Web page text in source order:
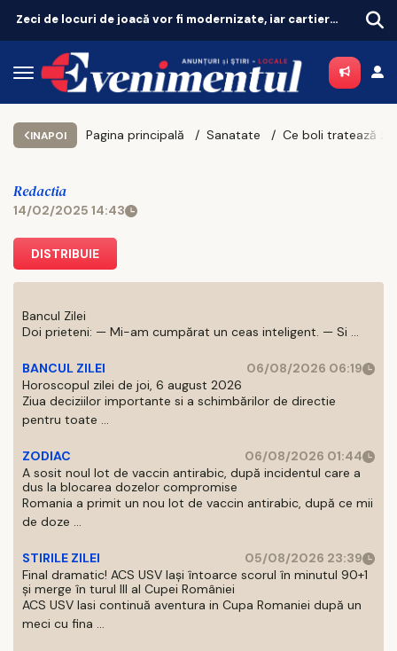
Zeci de locuri de joacă vor fi modernizate, iar cartierele vor avea zone de fitness Revoluție în tratarea menopauzei! Terapia hormonală revine, după 25 de ani de controverse
INAPOI Pagina principală Sanatate
Redactia
14/02/2025 14:43
DISTRIBUIE
Bancul Zilei
Doi prieteni: — Mi-am cumpărat un ceas inteligent. — Si ...
BANCUL ZILEI
06/08/2026 06:19
Horoscopul zilei de joi, 6 august 2026
Ziua deciziilor importante si a schimbărilor de directie
pentru toate ...
ZODIAC
06/08/2026 01:44
A sosit noul lot de vaccin antirabic, după incidentul care a
dus la blocarea dozelor compromise
Romania a primit un nou lot de vaccin antirabic, după ce mii
de doze ...
STIRILE ZILEI
05/08/2026 23:39
Final dramatic! ACS USV Iași întoarce scorul în minutul 90+1
și merge în turul III al Cupei României
ACS USV Iasi continuă aventura in Cupa Romaniei după un
meci cu fina ...